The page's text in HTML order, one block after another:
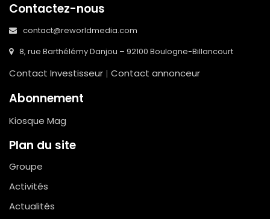
Contactez-nous
contact@reworldmedia.com
8, rue Barthélémy Danjou – 92100 Boulogne-Billancourt
Contact Investisseur | Contact annonceur
Abonnement
Kiosque Mag
Plan du site
Groupe
Activités
Actualités